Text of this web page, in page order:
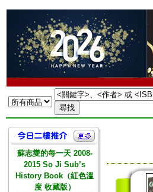
蘇志燮的每一天 2008-
2015 So Ji Sub’s
History Book（紅色溫
度 收藏版）